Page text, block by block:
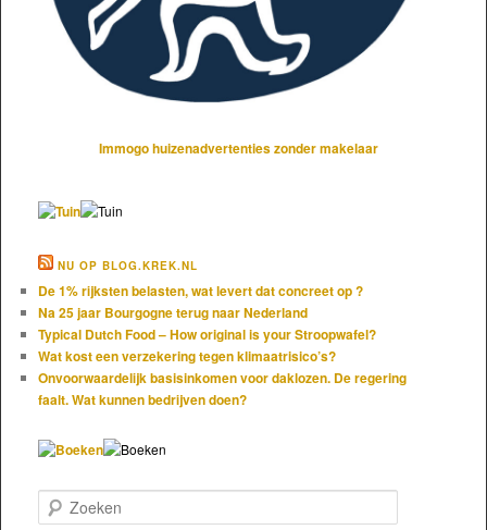
Immogo huizenadvertenties zonder makelaar
NU OP BLOG.KREK.NL
De 1% rijksten belasten, wat levert dat concreet op ?
Na 25 jaar Bourgogne terug naar Nederland
Typical Dutch Food – How original is your Stroopwafel?
Wat kost een verzekering tegen klimaatrisico’s?
Onvoorwaardelijk basisinkomen voor daklozen. De regering
faalt. Wat kunnen bedrijven doen?
Zoeken